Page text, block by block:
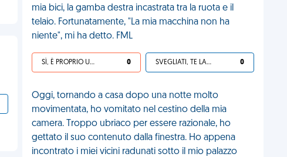
mia bici, la gamba destra incastrata tra la ruota e il
telaio. Fortunatamente, "La mia macchina non ha
niente", mi ha detto. FML
SÌ, È PROPRIO UNA VDM! 0 SVEGLIATI, TE LA SEI CERCATA! 0
Oggi, tornando a casa dopo una notte molto
movimentata, ho vomitato nel cestino della mia
camera. Troppo ubriaco per essere razionale, ho
gettato il suo contenuto dalla finestra. Ho appena
incontrato i miei vicini radunati sotto il mio palazzo